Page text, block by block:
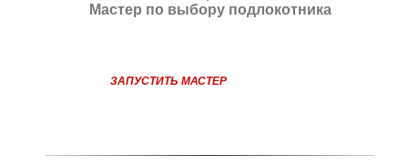
Мастер по выбору подлокотника
ЗАПУСТИТЬ МАСТЕР